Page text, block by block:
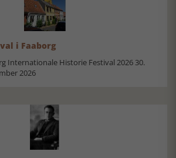
i Faaborg
Internationale Historie Festival 2026 30.
2026